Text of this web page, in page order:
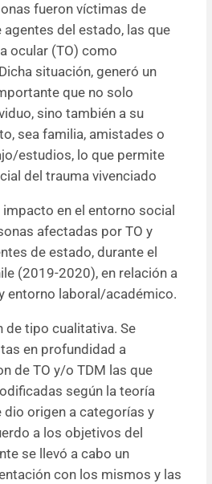
fueron víctimas de
del estado, las que
ocular (TO) como
situación, generó un
que no solo
sino también a su
sea familia, amistades o
estudios, lo que permite
del trauma vivenciado
en el entorno social
afectadas por TO y
de estado, durante el
(2019-2020), en relación a
entorno laboral/académico.
de tipo cualitativa. Se
en profundidad a
de TO y/o TDM las que
según la teoría
dio origen a categorías y
a los objetivos del
se llevó a cabo un
con los mismos y las